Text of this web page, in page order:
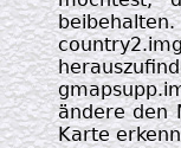
ändere den
Karte